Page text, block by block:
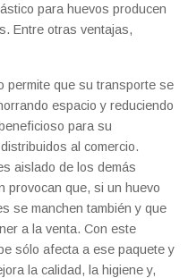
para huevos producen
Entre otras ventajas,
permite que su transporte se
espacio y reduciendo
para su
al comercio.
aislado de los demás
provocan que, si un huevo
se manchen también y que
a la venta. Con este
sólo afecta a ese paquete y
la calidad, la higiene y,